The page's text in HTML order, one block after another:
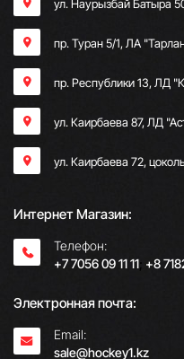
ул. Наурызбай Батыра
пр. Туран 5/1, ЛА
пр. Республики 13, ​ЛД
ул. Каирбаева 87, ЛД
ул. Каирбаева 72,
Интернет Магазин:
Телефон:
+7 7056 09 11 11; +8
Электронная почта:
Email:
sale@hockey1.kz